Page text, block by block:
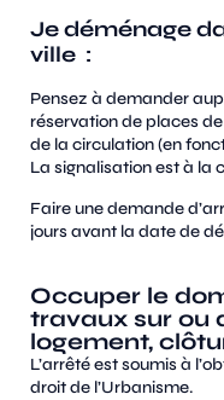
Je déménage
ville :
Pensez à demander
réservation de places
de la circulation (en
La signalisation est à la
Faire une demande
jours avant la date de
Occuper le
travaux sur ou
logement,
L’arrêté est soumis à
droit de l’Urbanisme.